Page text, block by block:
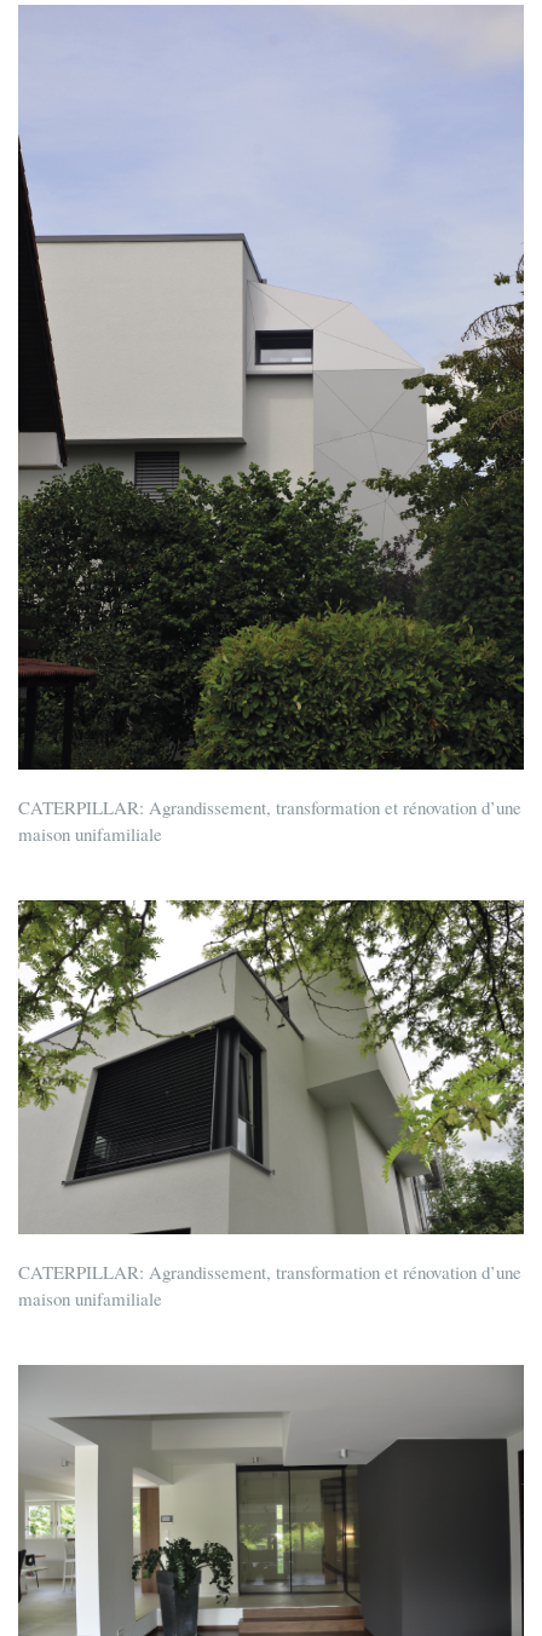
CATERPILLAR: Agrandissement, transformation et rénovation d’une
maison unifamiliale
CATERPILLAR: Agrandissement, transformation et rénovation d’une
maison unifamiliale